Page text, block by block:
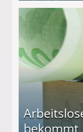
bekommt